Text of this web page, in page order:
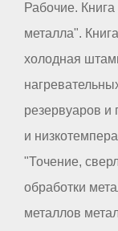
Рабочие.
металла".
холодная
резервуаров и
и
"Точение,
обработки
металлов